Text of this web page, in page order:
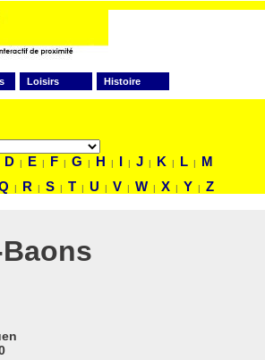
Loisirs Histoire
D | E | F | G | H | I | J | K | L |
M
| R | S | T | U | V | W | X | Y | Z